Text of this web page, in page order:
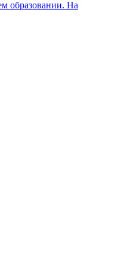
образовании. На